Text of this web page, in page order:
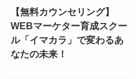
【無料カウンセリング】
WEBマーケター育成スクー
ル「イマカラ」で変わるあ
なたの未来！